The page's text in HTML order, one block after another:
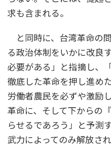
求も含まれる。
と同時に、台湾革命の
る政治体制をいかに改良
必要がある」と指摘し、
徹底した革命を押し進め
労働者農民を必ずや激励
革命に、そして下からの
らせるであろう」と予測
武力によってのみ解放さ